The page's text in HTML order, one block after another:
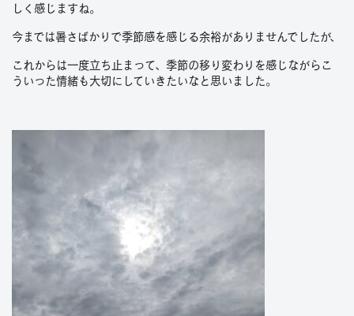
しく感じますね。
今までは暑さばかりで季節感を感じる余裕がありませんでしたが、
これからは一度立ち止まって、季節の移り変わりを感じながらこ
ういった情緒も大切にしていきたいなと思いました。